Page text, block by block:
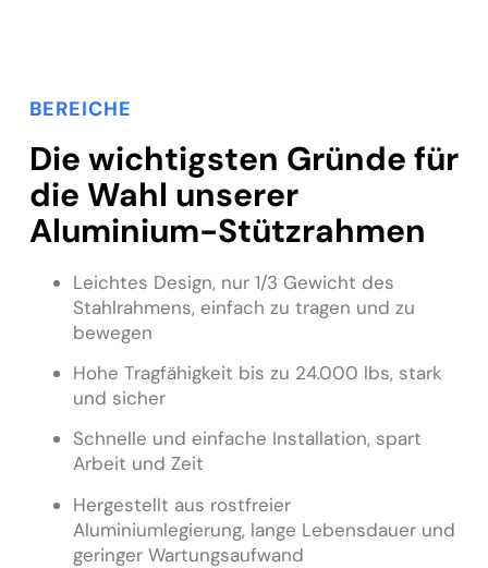
BEREICHE
Die wichtigsten Gründe für
die Wahl unserer
Aluminium-Stützrahmen
Leichtes Design, nur 1/3 Gewicht des
Stahlrahmens, einfach zu tragen und zu
bewegen
Hohe Tragfähigkeit bis zu 24.000 lbs, stark
und sicher
Schnelle und einfache Installation, spart
Arbeit und Zeit
Hergestellt aus rostfreier
Aluminiumlegierung, lange Lebensdauer und
geringer Wartungsaufwand